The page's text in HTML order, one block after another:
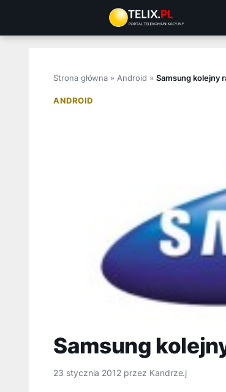
treści
Strona główna » Android » Samsung kolejny
ANDROID
Samsung
23 stycznia 2012 przez Kandrze.j